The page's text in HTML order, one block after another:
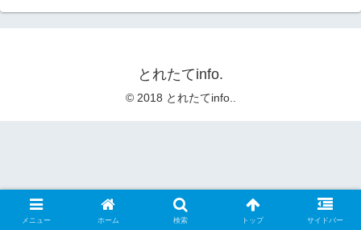
とれたてinfo.
© 2018 とれたてinfo..
メニュー ホーム 検索 トップ サイドバー